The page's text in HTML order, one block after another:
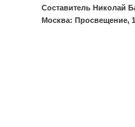
Составитель Николай
Москва: Просвещение,